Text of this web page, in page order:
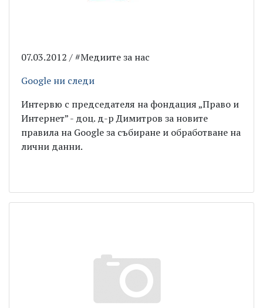
07.03.2012 / #Медиите за нас
Google ни следи
Интервю с председателя на фондация „Право и
Интернет” - доц. д-р Димитров за новите
правила на Google за събиране и обработване на
лични данни.